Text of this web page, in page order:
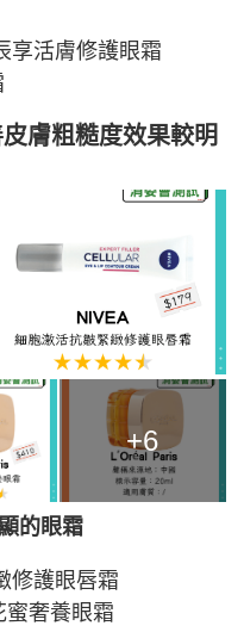
享活膚修護眼霜
膚粗糙度效果較明
+6
的眼霜
修護眼唇霜
蜜奢養眼霜